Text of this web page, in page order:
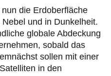
die Erdoberfläche
und in Dunkelheit.
globale Abdeckung
sobald das
sollen mit einer
in den